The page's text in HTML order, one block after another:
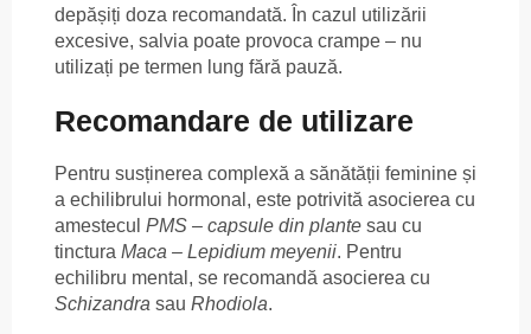
depășiți doza recomandată. În cazul utilizării
excesive, salvia poate provoca crampe – nu
utilizați pe termen lung fără pauză.
Recomandare de utilizare
Pentru susținerea complexă a sănătății feminine și
a echilibrului hormonal, este potrivită asocierea cu
amestecul PMS – capsule din plante sau cu
tinctura Maca – Lepidium meyenii. Pentru
echilibru mental, se recomandă asocierea cu
Schizandra sau Rhodiola.